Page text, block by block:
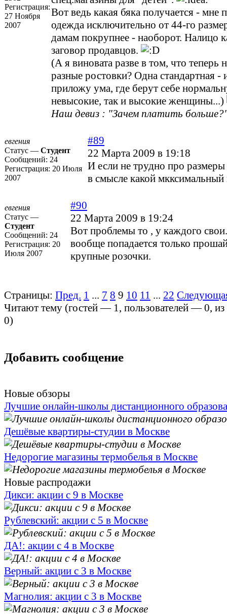
Регистрация:
27 Ноября
2007
Вот ведь какая бяка получается - мне
одежда исключительно от 44-го
дамам покрупнее - наоборот. Налицо
заговор продавцов.
(А я виновата разве в том, что теперь
разные ростовки? Одна стандартная -
приложу ума, где берут себе
невысокие, так и высокие женщины...)
Наш девиз : "Зачем платить
евгения
Статус — Студент
Сообщений: 24
Регистрация: 20 Июля
2007
#89
22 Марта 2009 в 19:18
И если не трудно про
в смысле какой мкксимальный
евгения
Статус —
Студент
Сообщений: 24
Регистрация: 20
Июля 2007
#90
22 Марта 2009 в 19:24
Вот проблемы то , у каждого
вообще попадается только
крупные розочки.
Страницы: Пред. 1 ... 7 8 9 10 11 ... 22
Читают тему (гостей — 1, пользователей —0,
0)
Добавить сообщение
Новые обзоры
Лучшие онлайн-школы дистанционного
Дешёвые квартиры-студии в Москве
Недорогие магазины термобелья в Москве
Новые распродажи
Дикси: акции с 9 в Москве
Рублевский: акции с 5 в Москве
ДА!: акции с 4 в Москве
Верный: акции с 3 в Москве
Магнолия: акции с 3 в Москве